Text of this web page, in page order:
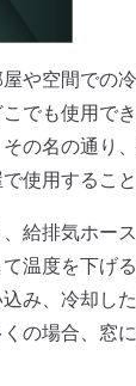
や空間での
でも使用で
の名の通り
使用すること
給排気ホー
温度を下げ
み、冷却し
の場合、窓